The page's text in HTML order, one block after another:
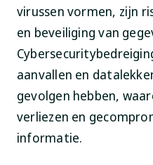
virussen vormen, zijn
en beveiliging van
aanvallen en
gevolgen hebben,
verliezen en
informatie.